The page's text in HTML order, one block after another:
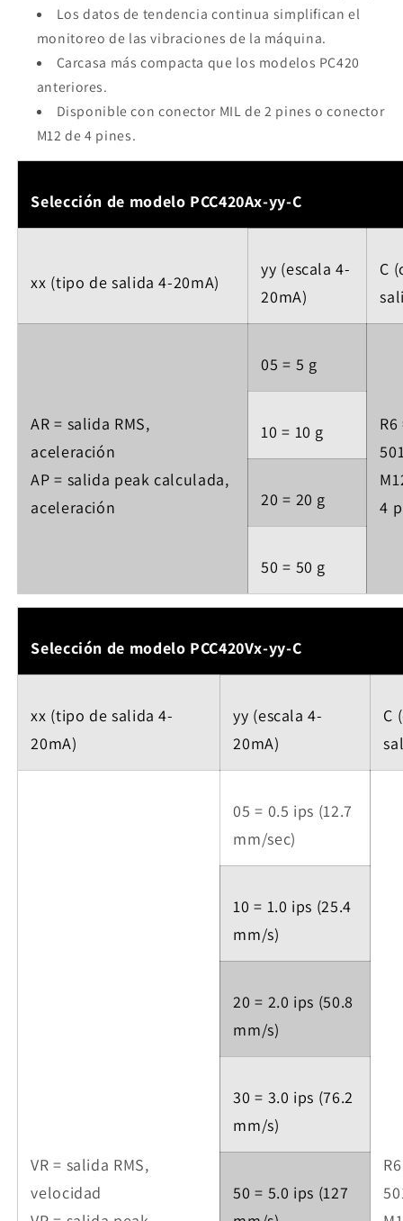
Los datos de tendencia continua simplifican el
monitoreo de las vibraciones de la máquina.
Carcasa más compacta que los modelos PC420
anteriores.
Disponible con conector MIL de 2 pines o conector
M12 de 4 pines.
Selección de modelo PCC420Ax-yy-C
xx (tipo de salida 4-20mA)
yy (escala 4-
20mA)
C
AR = salida RMS,
aceleración
AP = salida peak calculada,
aceleración
05 = 5 g
4
10 = 10 g
20 = 20 g
50 = 50 g
Selección de modelo PCC420Vx-yy-C
xx (tipo de salida 4-
20mA)
yy (escala 4-
20mA)
C
VR = salida RMS,
velocidad
05 = 0.5 ips (12.7
mm/sec)
10 = 1.0 ips (25.4
mm/s)
20 = 2.0 ips (50.8
mm/s)
30 = 3.0 ips (76.2
mm/s)
50 = 5.0 ips (127